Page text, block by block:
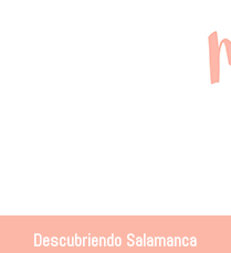
Descubriendo Salamanca